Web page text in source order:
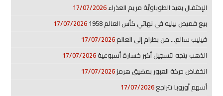
الإحتفال بعيد الطوباويَّة مريم العذراء17/07/2026
بيع قميص بيليه في نهائي كأس العالم 1958
17/07/2026
فيليب سالم… من بطرام إلى العالم17/07/2026
الذهب يتجه لتسجيل أكبر خسارة أسبوعية17/07/2026
انخفاض حركة العبور بمضيق هرمز17/07/2026
أسهم أوروبا تتراجع17/07/2026